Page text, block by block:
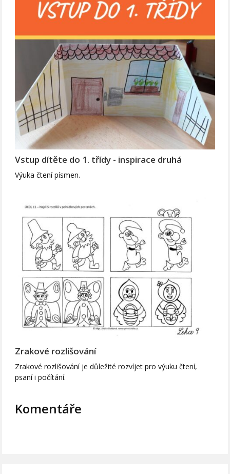
Vstup dítěte do 1. třídy - inspirace druhá
Výuka čtení písmen.
Zrakové rozlišování
Zrakové rozlišování je důležité rozvíjet pro výuku čtení,
psaní i počítání.
Komentáře